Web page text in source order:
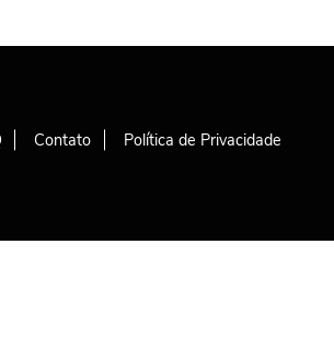
Contato Política de Privacidade